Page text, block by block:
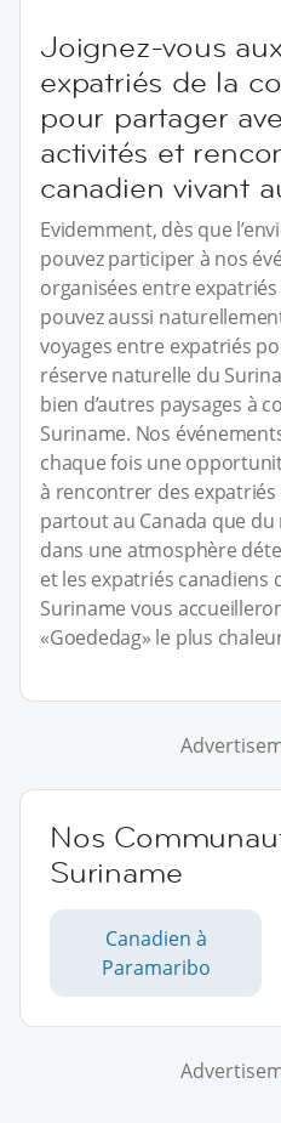
Joignez-vous
expatriés de la
pour partager
activités et
canadien vivant
Evidemment, dès que
pouvez participer à nos
organisées entre
pouvez aussi
voyages entre expatriés
réserve naturelle du
bien d’autres paysages à
Suriname. Nos
chaque fois une
à rencontrer des expatriés
partout au Canada que
dans une atmosphère
et les expatriés
Suriname vous
«Goededag» le plus
Nos
Suriname
Canadien à
Paramaribo